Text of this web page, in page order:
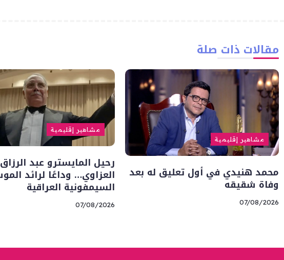
مقالات ذات صلة
مشاهير إقليمية
محمد هنيدي في أول تعليق له بعد
وفاة شقيقه
07/08/2026
مشاهير إقليمية
رحيل المايسترو عبد الرزاق
العزاوي… وداعًا لرائد
السيمفونية العراقية
07/08/2026